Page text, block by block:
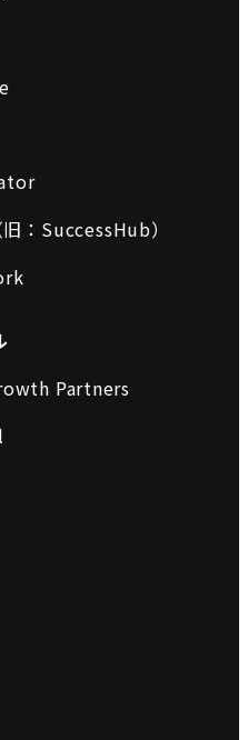
：SuccessHub）
Partners